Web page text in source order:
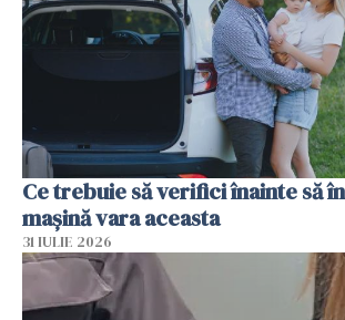
Ce trebuie să verifici înainte să
mașină vara aceasta
31 IULIE 2026